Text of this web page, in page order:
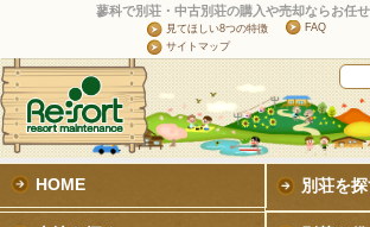
蓼科で別荘・中古別荘の購入や売却ならお任せ
見てほしい8つの特徴
FAQ
サイトマップ
HOME 別荘を